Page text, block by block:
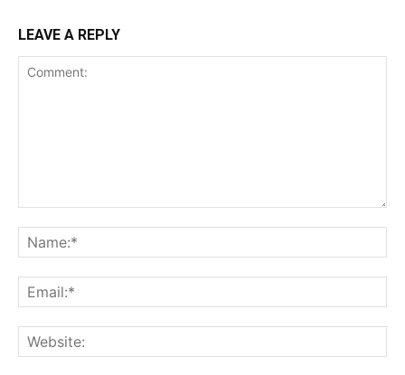
LEAVE A REPLY